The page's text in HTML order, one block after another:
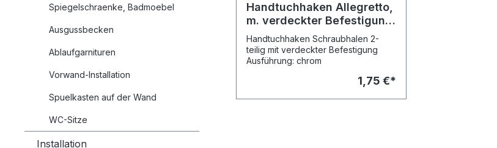
Spiegelschraenke, Badmoebel
Ausgussbecken
Ablaufgarnituren
Vorwand-Installation
Spuelkasten auf der Wand
WC-Sitze
Installation
Handtuchhaken Allegretto,
m. verdeckter Befestigung,
chrom
Handtuchhaken Schraubhalen 2-
teilig mit verdeckter Befestigung
Ausführung: chrom
1,75 €*